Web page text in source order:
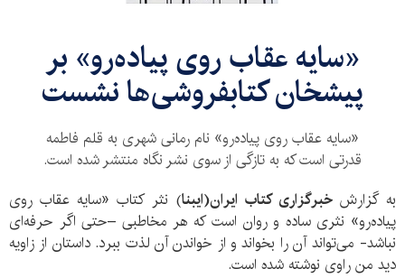
«سایه عقاب روی پیاده‌رو» بر
پیشخان کتابفروشی‌ها نشست
«سایه عقاب روی پیاده‌رو» نام رمانی شهری به قلم فاطمه
قدرتی است که به تازگی از سوی نشر نگاه منتشر شده است.
به گزارش خبرگزاری کتاب ایران(ایبنا) نثر کتاب «سایه عقاب روی
پیاده‌رو» نثری ساده و روان است که هر مخاطبی –حتی اگر حرفه‌ای
نباشد- می‌تواند آن را بخواند و از خواندن آن لذت ببرد. داستان از زاویه
دید من راوی نوشته شده است.